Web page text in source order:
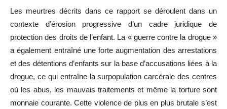
Les meurtres décrits dans ce rapport se déroulent dans un
contexte d’érosion progressive d’un cadre juridique de
protection des droits de l’enfant. La « guerre contre la drogue »
a également entraîné une forte augmentation des arrestations
et des détentions d’enfants sur la base d’accusations liées à la
drogue, ce qui entraîne la surpopulation carcérale des centres
où les abus, les mauvais traitements et même la torture sont
monnaie courante. Cette violence de plus en plus brutale s’est